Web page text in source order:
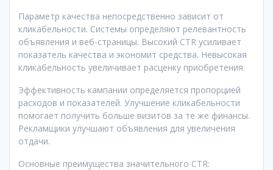
Параметр качества непосредственно зависит от
кликабельности. Системы определяют релевантность
объявления и веб-страницы. Высокий CTR усиливает
показатель качества и экономит средства. Невысокая
кликабельность увеличивает расценку приобретения.
Эффективность кампании определяется пропорцией
расходов и показателей. Улучшение кликабельности
помогает получить больше визитов за те же финансы.
Рекламщики улучшают объявления для увеличения
отдачи.
Основные преимущества значительного CTR: